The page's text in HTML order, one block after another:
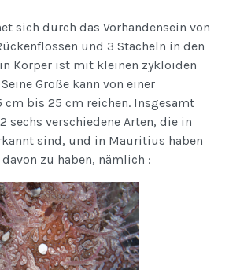
sich durch das Vorhandensein von
und 3 Stacheln in den
Körper ist mit kleinen zykloiden
Größe kann von einer
cm bis 25 cm reichen. Insgesamt
sechs verschiedene Arten, die in
sind, und in Mauritius haben
zu haben, nämlich :